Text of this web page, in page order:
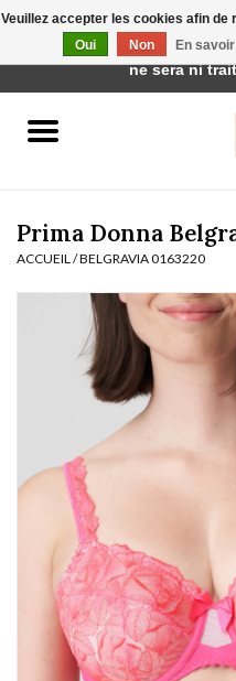
vêtements de nuit
Réduction
Badmode
Lingerie-accessoires
Cartes-cadeaux
Prima Donna
ACCUEIL /BELGRAVIA 0163220
Veuillez accepter les cookies afin
Oui
Non En
Cette boutique est en
ne sera ni